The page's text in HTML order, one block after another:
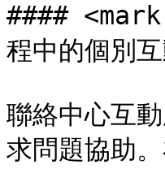
####
程中的個別
聯絡中心互
求問題協助